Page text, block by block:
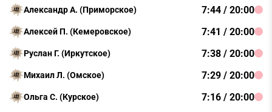
Александр А. (Приморское) 7:44 / 20:00
Алексей П. (Кемеровское) 7:41 / 20:00
Руслан Г. (Иркутское) 7:38 / 20:00
Михаил Л. (Омское) 7:29 / 20:00
Ольга С. (Курское) 7:16 / 20:00